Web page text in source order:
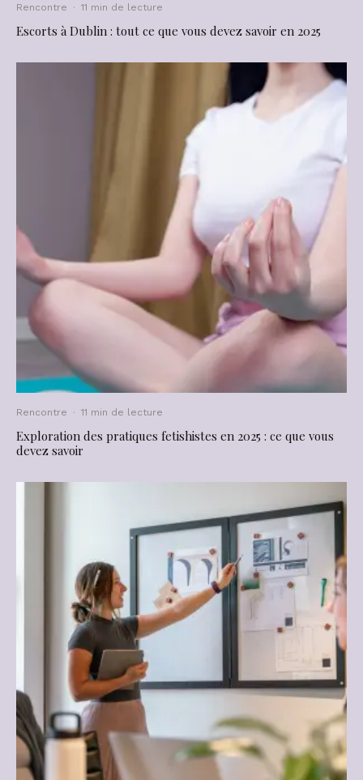
Rencontre · 11 min de lecture
Escorts à Dublin : tout ce que vous devez savoir en 2025
Rencontre · 11 min de lecture
Exploration des pratiques fetishistes en 2025 : ce que vous
devez savoir